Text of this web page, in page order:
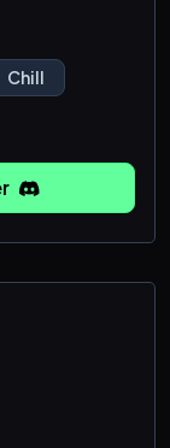
Chill